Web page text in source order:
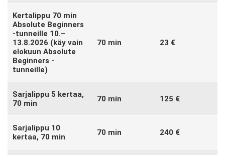
Kertalippu 70 min
Absolute Beginners
-tunneille 10.–
13.8.2026 (käy vain
elokuun Absolute
Beginners -
tunneille)
70 min 23 €
Sarjalippu 5 kertaa,
70 min
70 min 125 €
Sarjalippu 10
kertaa, 70 min
70 min 240 €